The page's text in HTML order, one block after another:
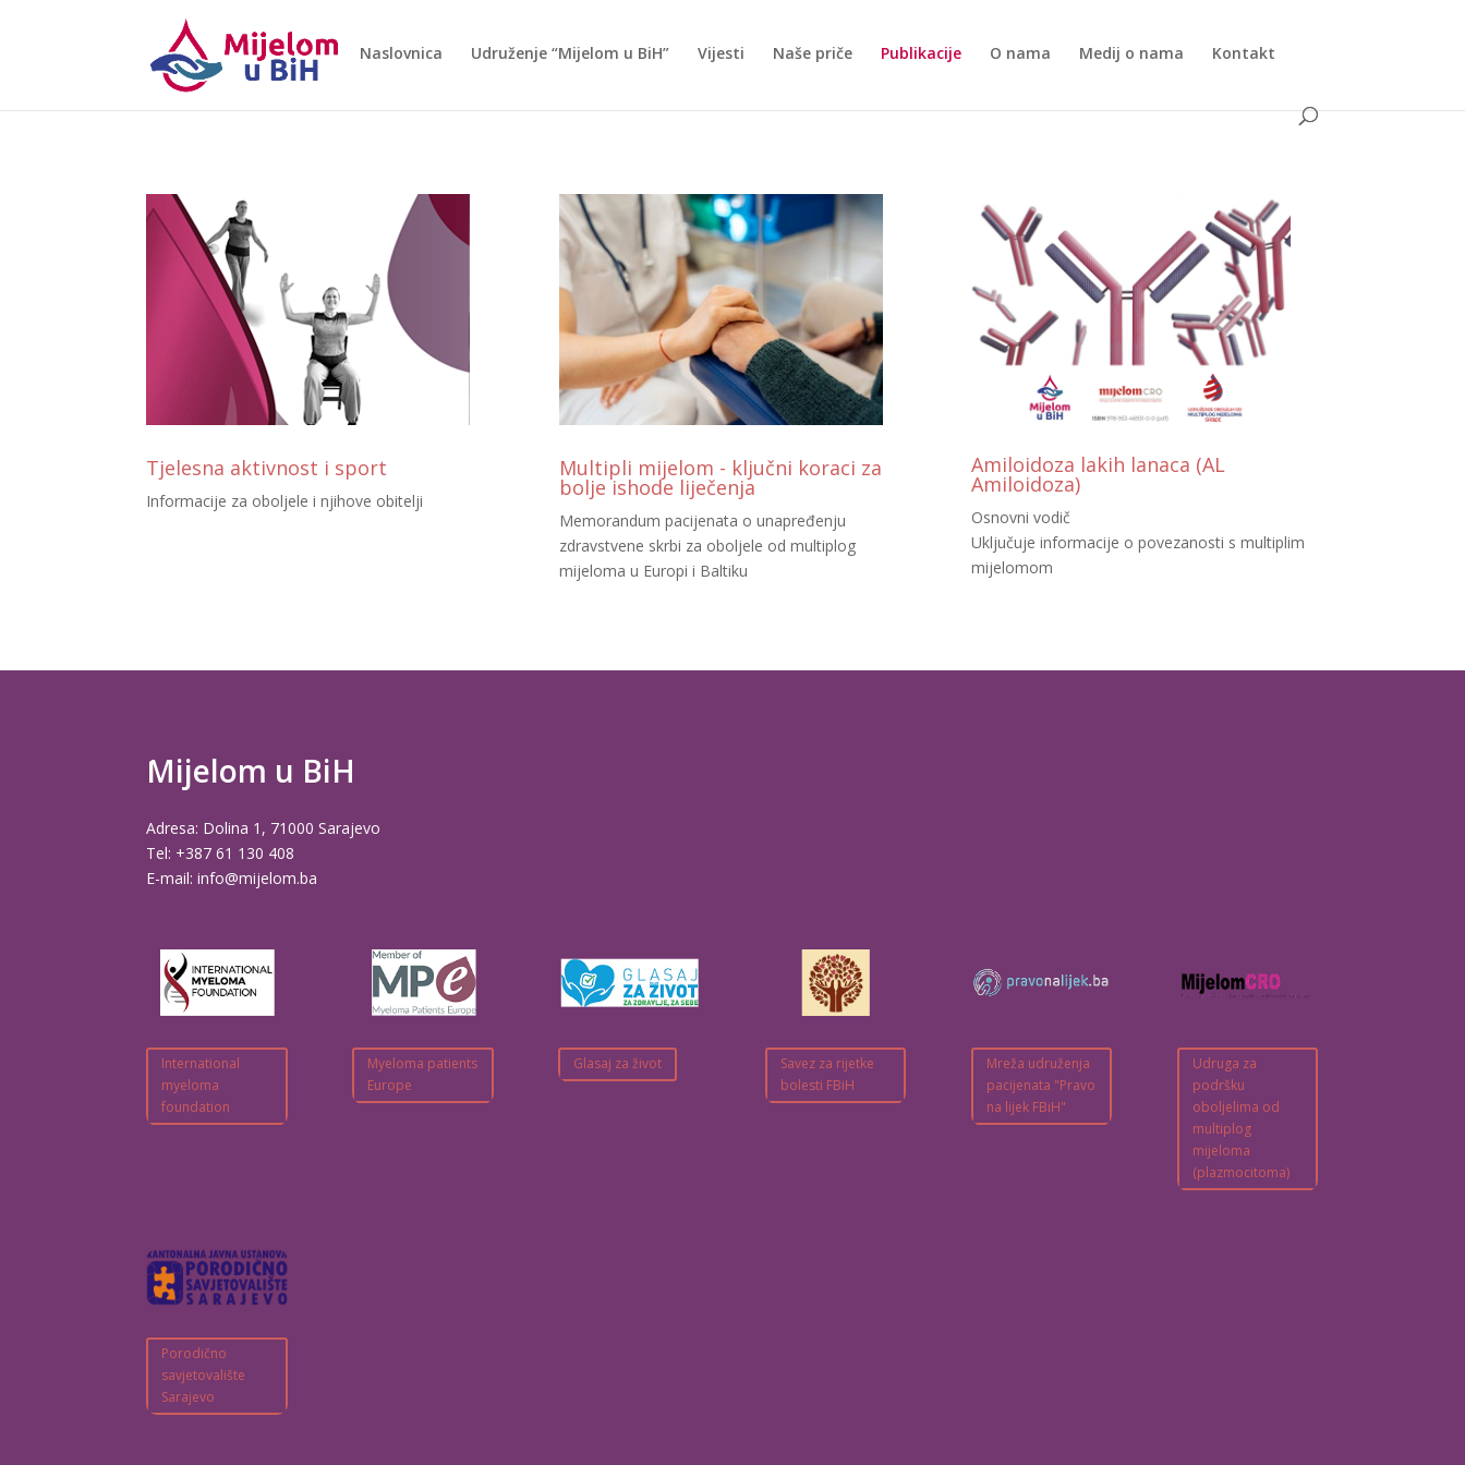
Naslovnica Udruženje “Mijelom u BiH” Vijesti Naše priče Publikacije O nama Medij o nama Kontakt
Tjelesna aktivnost i sport
Informacije za oboljele i njihove obitelji
Multipli mijelom - ključni koraci za
bolje ishode liječenja
Memorandum pacijenata o unapređenju
zdravstvene skrbi za oboljele od multiplog
mijeloma u Europi i Baltiku
Amiloidoza lakih lanaca (AL
Amiloidoza)
Osnovni vodič
Uključuje informacije o povezanosti s multiplim
mijelomom
Mijelom u BiH
Adresa: Dolina 1, 71000 Sarajevo
Tel: +387 61 130 408
E-mail: info@mijelom.ba
International
myeloma
foundation
Myeloma patients
Europe
Glasaj za život
Savez za rijetke
bolesti FBiH
Mreža udruženja
pacijenata "Pravo
na lijek FBiH"
Udruga za
podršku
oboljelima od
multiplog
mijeloma
(plazmocitoma)
Porodično
savjetovalište
Sarajevo